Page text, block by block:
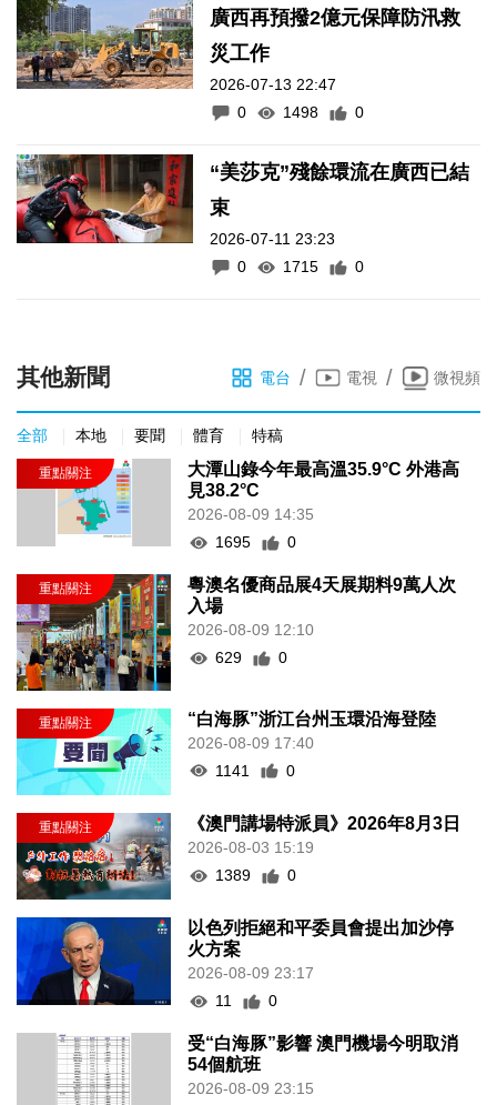
廣西再預撥2億元保障防汛救
災工作
2026-07-13 22:47
0
1498 0
“美莎克”殘餘環流在廣西已結
束
2026-07-11 23:23
0
1715 0
其他新聞 電台 / 電視 / 微視頻
全部 本地 要聞 體育 特稿
大潭山錄今年最高溫35.9°C 外港高
見38.2°C
2026-08-09 14:35
1695
0
粵澳名優商品展4天展期料9萬人次
入場
2026-08-09 12:10
629
0
“白海豚”浙江台州玉環沿海登陸
2026-08-09 17:40
1141
0
《澳門講場特派員》2026年8月3日
2026-08-03 15:19
1389
0
以色列拒絕和平委員會提出加沙停
火方案
2026-08-09 23:17
11
0
受“白海豚”影響 澳門機場今明取消
54個航班
2026-08-09 23:15